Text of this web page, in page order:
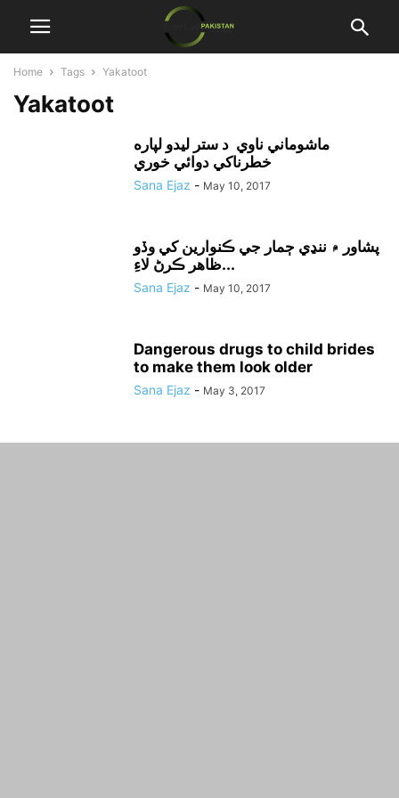
Home Tags Yakatoot
Yakatoot
ماشوماني ناوي د ستر ليدو لپاره
خطرناکي دوائي خوري
Sana Ejaz - May 10, 2017
پشاور ۾ ننڍي ڄمار جي ڪنوارين کي وڏو
ظاهر ڪرڻ لاءِ...
Sana Ejaz - May 10, 2017
Dangerous drugs to child brides
to make them look older
Sana Ejaz - May 3, 2017